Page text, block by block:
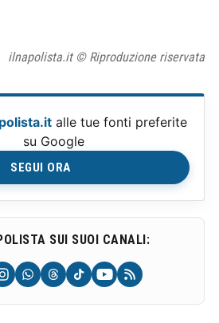
ilnapolista.it © Riproduzione riservata
alle tue fonti preferite
su Google
SEGUI ORA
SUI SUOI CANALI: